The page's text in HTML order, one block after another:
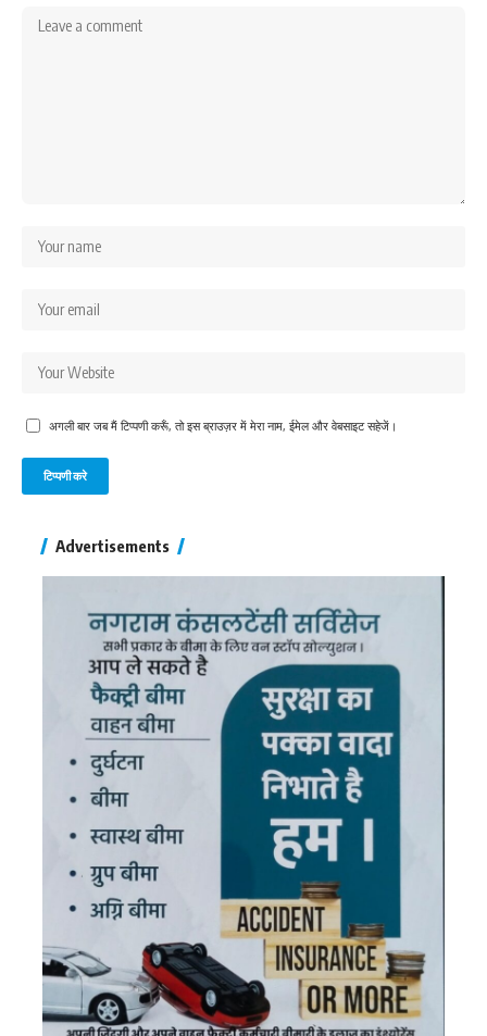
अगली बार जब मैं टिप्पणी करूँ, तो इस ब्राउज़र में मेरा नाम, ईमेल और वेबसाइट सहेजें।
Advertisements